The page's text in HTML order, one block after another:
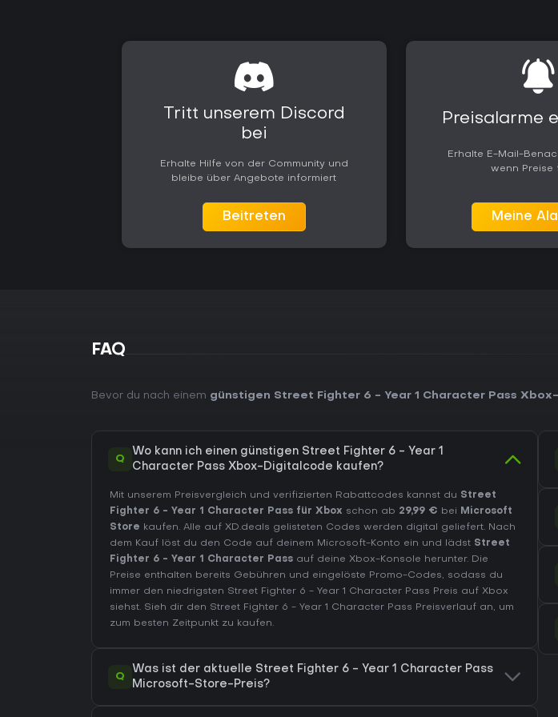
Tritt unserem Discord
bei
Erhalte Hilfe von der Community und
bleibe über Angebote informiert
Beitreten
Preisalarme
Erhalte E-Mail-
wenn Preise
Meine
FAQ
Bevor du nach einem günstigen Street Fighter 6 - Year 1 Character Pass
Q
Wo kann ich einen günstigen Street Fighter 6 - Year 1
Character Pass Xbox-Digitalcode kaufen?
Mit unserem Preisvergleich und verifizierten Rabattcodes kannst du Street
Fighter 6 - Year 1 Character Pass für Xbox schon ab 29,99 € bei Microsoft
Store kaufen. Alle auf XD.deals gelisteten Codes werden digital geliefert. Nach
dem Kauf löst du den Code auf deinem Microsoft-Konto ein und lädst Street
Fighter 6 - Year 1 Character Pass auf deine Xbox-Konsole herunter. Die
Preise enthalten bereits Gebühren und eingelöste Promo-Codes, sodass du
immer den niedrigsten Street Fighter 6 - Year 1 Character Pass Preis auf Xbox
siehst. Sieh dir den Street Fighter 6 - Year 1 Character Pass Preisverlauf an, um
zum besten Zeitpunkt zu kaufen.
Q
Was ist der aktuelle Street Fighter 6 - Year 1 Character Pass
Microsoft-Store-Preis?